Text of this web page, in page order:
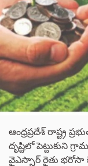
ఆంధ్రప్రదేశ్ రాష్ట్ర
దృష్టిలో పెట్టుకుని
వైఎస్సార్ రైతు భరోసా